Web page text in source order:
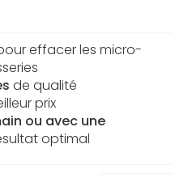
effacer les micro-
de qualité
prix
ou avec une
optimal